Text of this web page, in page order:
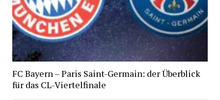
FC Bayern – Paris Saint-Germain: der Überblick
für das CL-Viertelfinale